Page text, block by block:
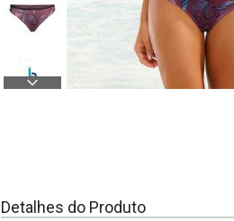
Detalhes do Produto